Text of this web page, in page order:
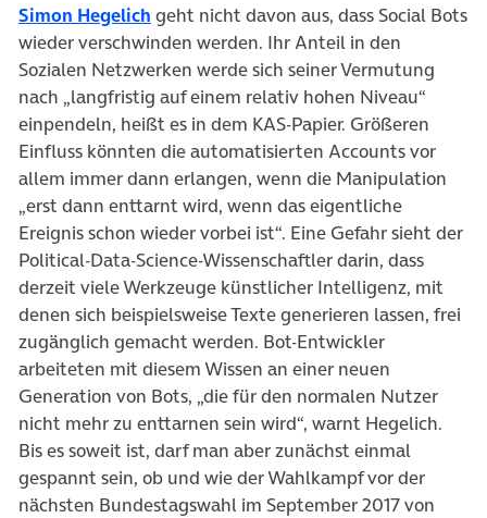
Simon Hegelich (öffnet in neuem Tab)
geht nicht davon aus, dass Social Bots
wieder verschwinden werden. Ihr Anteil in den
Sozialen Netzwerken werde sich seiner Vermutung
nach „langfristig auf einem relativ hohen Niveau“
einpendeln, heißt es in dem KAS-Papier. Größeren
Einfluss könnten die automatisierten Accounts vor
allem immer dann erlangen, wenn die Manipulation
„erst dann enttarnt wird, wenn das eigentliche
Ereignis schon wieder vorbei ist“. Eine Gefahr sieht der
Political-Data-Science-Wissenschaftler darin, dass
derzeit viele Werkzeuge künstlicher Intelligenz, mit
denen sich beispielsweise Texte generieren lassen, frei
zugänglich gemacht werden. Bot-Entwickler
arbeiteten mit diesem Wissen an einer neuen
Generation von Bots, „die für den normalen Nutzer
nicht mehr zu enttarnen sein wird“, warnt Hegelich.
Bis es soweit ist, darf man aber zunächst einmal
gespannt sein, ob und wie der Wahlkampf vor der
nächsten Bundestagswahl im September 2017 von